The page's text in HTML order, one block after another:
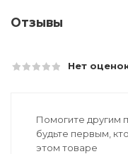
Отзывы
Нет
Помогите другим
будьте первым,
этом товаре